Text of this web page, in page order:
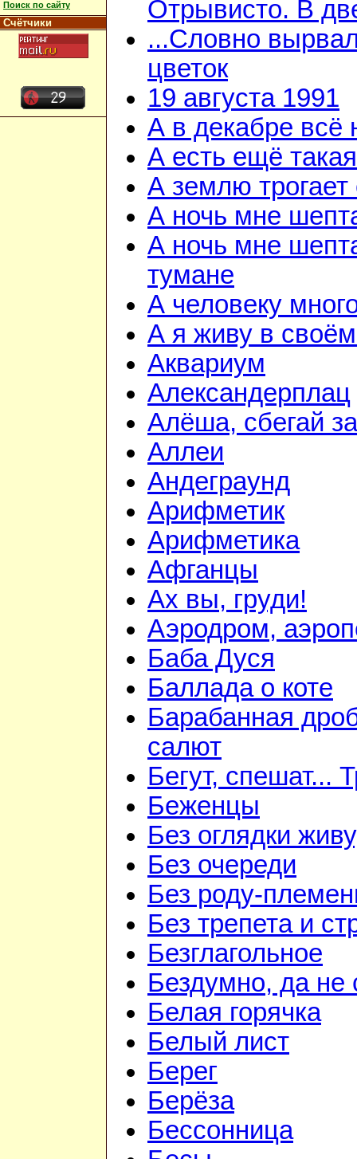
Поиск по сайту
Счётчики
Отрывисто. В
...Словно
цветок
19 августа 1991
А в декабре
А есть ещё
А землю трогает
А ночь мне
А ночь мне
тумане
А человеку
А я живу в своём
Аквариум
Александерплац
Алёша, сбегай
Аллеи
Андеграунд
Арифметик
Арифметика
Афганцы
Ах вы, груди!
Аэродром,
Баба Дуся
Баллада о коте
Барабанная
салют
Бегут, спешат...
Беженцы
Без оглядки
Без очереди
Без роду-
Без трепета и
Безглагольное
Бездумно, да не
Белая горячка
Белый лист
Берег
Берёза
Бессонница